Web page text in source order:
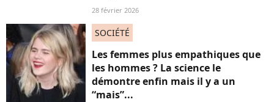
28 février 2026
SOCIÉTÉ
Les femmes plus empathiques que
les hommes ? La science le
démontre enfin mais il y a un
“mais”...